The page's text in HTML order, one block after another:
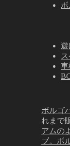
遊
車
ボルゴ
れまで
アムの
ブ。ボ